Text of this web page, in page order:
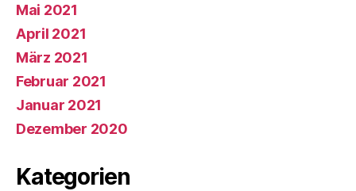
Mai 2021
April 2021
März 2021
Februar 2021
Januar 2021
Dezember 2020
Kategorien